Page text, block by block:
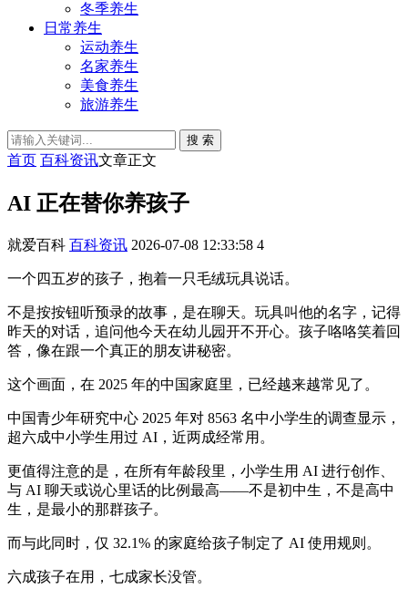
冬季养生
日常养生
运动养生
名家养生
美食养生
旅游养生
搜 索
首页 百科资讯文章正文
AI 正在替你养孩子
就爱百科 百科资讯 2026-07-08 12:33:58 4
一个四五岁的孩子，抱着一只毛绒玩具说话。
不是按按钮听预录的故事，是在聊天。玩具叫他的名字，记得
昨天的对话，追问他今天在幼儿园开不开心。孩子咯咯笑着回
答，像在跟一个真正的朋友讲秘密。
这个画面，在 2025 年的中国家庭里，已经越来越常见了。
中国青少年研究中心 2025 年对 8563 名中小学生的调查显示，
超六成中小学生用过 AI，近两成经常用。
更值得注意的是，在所有年龄段里，小学生用 AI 进行创作、
与 AI 聊天或说心里话的比例最高——不是初中生，不是高中
生，是最小的那群孩子。
而与此同时，仅 32.1% 的家庭给孩子制定了 AI 使用规则。
六成孩子在用，七成家长没管。